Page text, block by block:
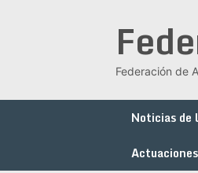
Federación de
Noticias de